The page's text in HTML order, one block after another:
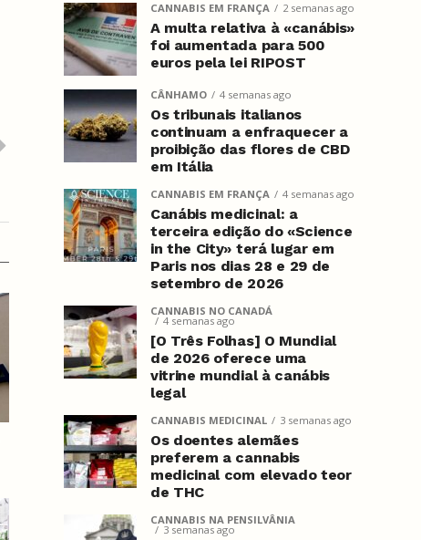
CANNABIS EM FRANÇA 2 semanas ago
A multa relativa à «canábis»
foi aumentada para 500
euros pela lei RIPOST
CÂNHAMO 4 semanas ago
Os tribunais italianos
continuam a enfraquecer a
proibição das flores de CBD
em Itália
CANNABIS EM FRANÇA 4 semanas ago
Canábis medicinal: a
terceira edição do «Science
in the City» terá lugar em
Paris nos dias 28 e 29 de
setembro de 2026
CANNABIS NO CANADÁ
4 semanas ago
[O Três Folhas] O Mundial
de 2026 oferece uma
vitrine mundial à canábis
legal
CANNABIS MEDICINAL 3 semanas ago
Os doentes alemães
preferem a cannabis
medicinal com elevado teor
de THC
CANNABIS NA PENSILVÂNIA
3 semanas ago